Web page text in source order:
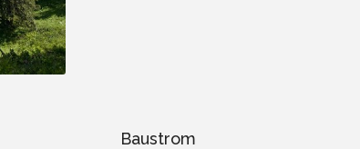
Baustrom